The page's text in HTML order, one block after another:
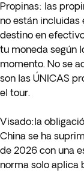
Propinas: las
no están incluidas
destino en
tu moneda según
momento. No se
son las ÚNICAS
el tour.
Visado:la
China se ha
de 2026 con una
norma solo aplica